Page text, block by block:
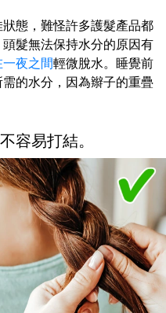
態，難怪許多護髮產品都
髮無法保持水分的原因有
一夜之間輕微脫水。睡覺前
的水分，因為辮子的重疊
容易打結。